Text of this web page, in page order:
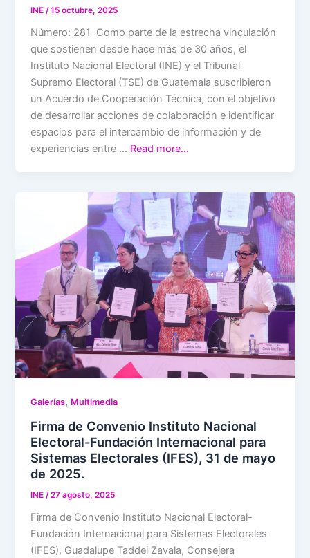
INE /15 octubre, 2025
Número: 281 Como parte de la estrecha vinculación
que sostienen desde hace más de 30 años, el
Instituto Nacional Electoral (INE) y el Tribunal
Supremo Electoral (TSE) de Guatemala suscribieron
un Acuerdo de Cooperación Técnica, con el objetivo
de desarrollar acciones de colaboración e identificar
espacios para el intercambio de información y de
experiencias entre … Read more…
Galerías, Multimedia
Firma de Convenio Instituto Nacional
Electoral-Fundación Internacional para
Sistemas Electorales (IFES), 31 de mayo
de 2025.
INE /27 agosto, 2025
Firma de Convenio Instituto Nacional Electoral-
Fundación Internacional para Sistemas Electorales
(IFES). Guadalupe Taddei Zavala, Consejera